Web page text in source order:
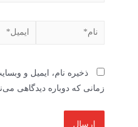
ذخیره نام، ایمیل و
زمانی که دوباره دیدگاهی